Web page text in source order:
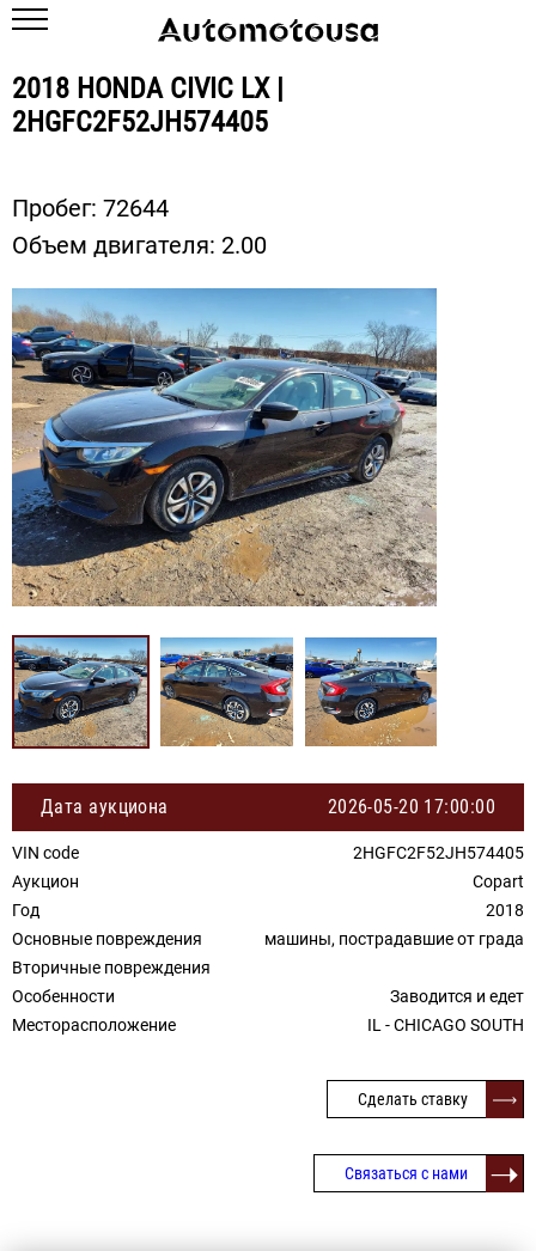
2018 HONDA CIVIC LX |
2HGFC2F52JH574405
Пробег: 72644
Объем двигателя: 2.00
Дата аукциона 2026-05-20 17:00:00
VIN code
2HGFC2F52JH574405
Аукцион
Copart
Год
2018
Основные повреждения
машины, пострадавшие от града
Вторичные повреждения
Особенности
Заводится и едет
Месторасположение
IL - CHICAGO SOUTH
Сделать ставку
Связаться с нами